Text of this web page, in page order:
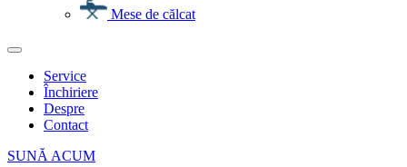
Mese de călcat
Service
Închiriere
Despre
Contact
SUNĂ ACUM